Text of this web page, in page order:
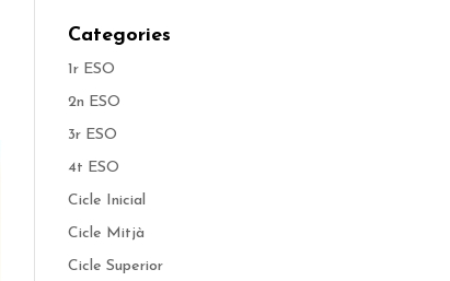
Categories
1r ESO
2n ESO
3r ESO
4t ESO
Cicle Inicial
Cicle Mitjà
Cicle Superior